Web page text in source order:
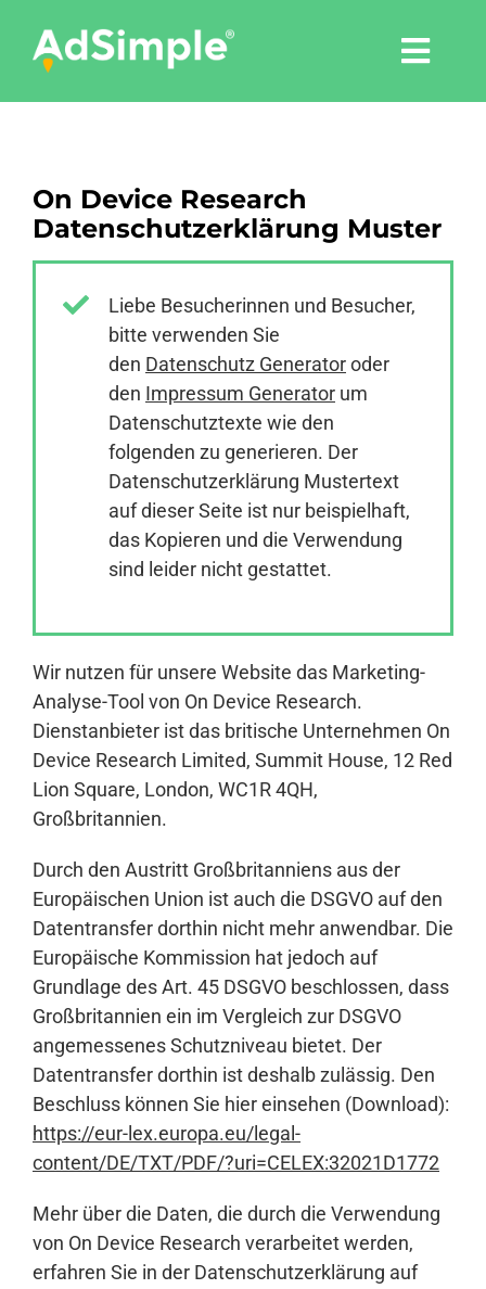
content
Tools
Pressemitteilungen
Anmelden
On Device Research
Datenschutzerklärung Muster
Liebe Besucherinnen und Besucher,
bitte verwenden Sie
den Datenschutz Generatoroder
den Impressum Generator um
Datenschutztexte wie den
folgenden zu generieren. Der
Datenschutzerklärung Mustertext
auf dieser Seite ist nur beispielhaft,
das Kopieren und die Verwendung
sind leider nicht gestattet.
Wir nutzen für unsere Website das Marketing-
Analyse-Tool von On Device Research.
Dienstanbieter ist das britische Unternehmen On
Device Research Limited, Summit House, 12 Red
Lion Square, London, WC1R 4QH,
Großbritannien.
Durch den Austritt Großbritanniens aus der
Europäischen Union ist auch die DSGVO auf den
Datentransfer dorthin nicht mehr anwendbar. Die
Europäische Kommission hat jedoch auf
Grundlage des Art. 45 DSGVO beschlossen, dass
Großbritannien ein im Vergleich zur DSGVO
angemessenes Schutzniveau bietet. Der
Datentransfer dorthin ist deshalb zulässig. Den
Beschluss können Sie hier einsehen (Download):
https://eur-lex.europa.eu/legal-
content/DE/TXT/PDF/?uri=CELEX:32021D1772
Mehr über die Daten, die durch die Verwendung
von On Device Research verarbeitet werden,
erfahren Sie in der Datenschutzerklärung auf